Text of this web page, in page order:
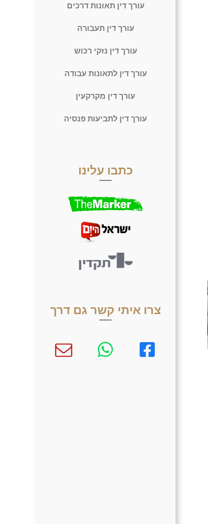
עורך דין תאונות דרכים
עורך דין תעבורה
עורך דין נזקי רכוש
עורך דין לתאונות עבודה
עורך דין מקרקעין
עורך דין לתביעות פנסיה
כתבו עלינו
צרו איתי קשר גם דרך